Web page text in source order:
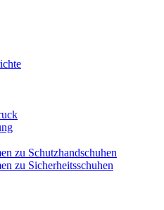
zu Schutzhandschuhen
zu Sicherheitsschuhen